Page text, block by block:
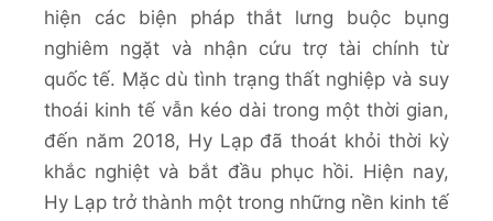
hiện các biện pháp thắt lưng buộc bụng
nghiêm ngặt và nhận cứu trợ tài chính từ
quốc tế. Mặc dù tình trạng thất nghiệp và suy
thoái kinh tế vẫn kéo dài trong một thời gian,
đến năm 2018, Hy Lạp đã thoát khỏi thời kỳ
khắc nghiệt và bắt đầu phục hồi. Hiện nay,
Hy Lạp trở thành một trong những nền kinh tế